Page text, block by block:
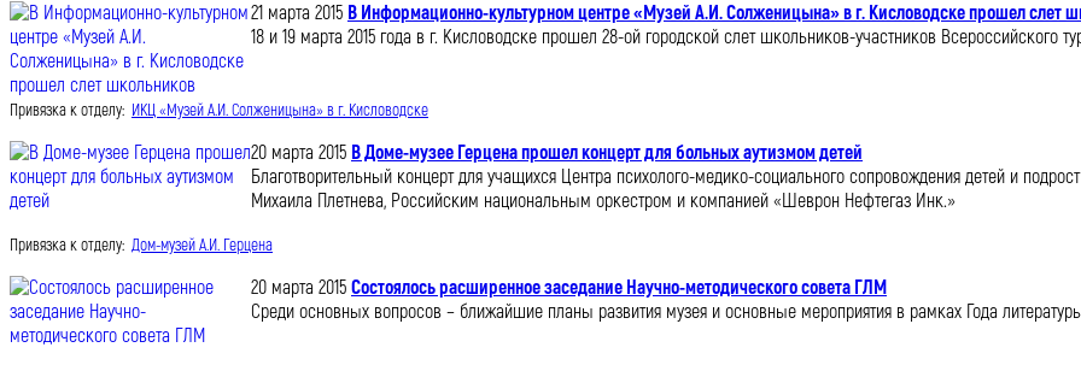
21 марта 2015 В Информационно-культурном центре «Музей А.И. Солженицына» в г. Кисловодске прошел слет
18 и 19 марта 2015 года в г. Кисловодске прошел 28-ой городской слет школьников-участников Всероссийского
Привязка к отделу: ИКЦ «Музей А.И. Солженицына» в г. Кисловодске
20 марта 2015 В Доме-музее Герцена прошел концерт для больных аутизмом детей
Благотворительный концерт для учащихся Центра психолого-медико-социального сопровождения детей и
Михаила Плетнева, Российским национальным оркестром и компанией «Шеврон Нефтегаз Инк.»
Привязка к отделу: Дом-музей А.И. Герцена
20 марта 2015 Состоялось расширенное заседание Научно-методического совета ГЛМ
Среди основных вопросов – ближайшие планы развития музея и основные мероприятия в рамках Года